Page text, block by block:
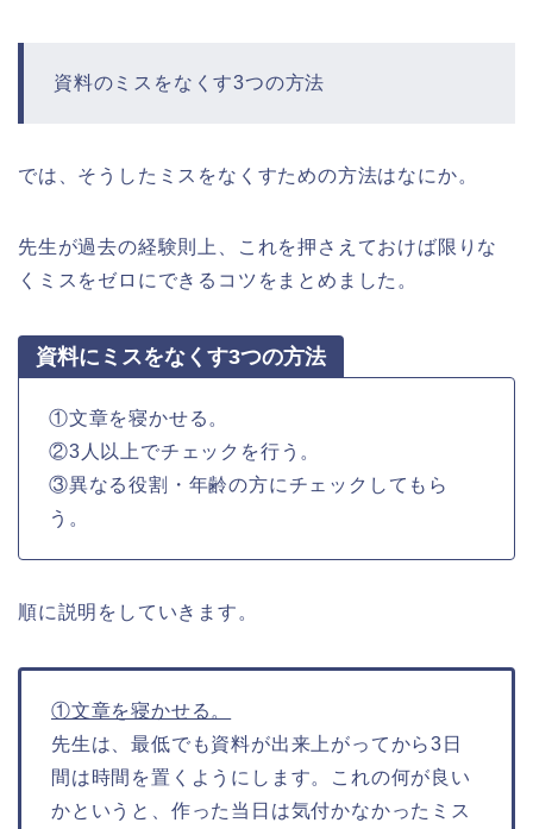
資料のミスをなくす3つの方法
では、そうしたミスをなくすための方法はなにか。
先生が過去の経験則上、これを押さえておけば限りな
くミスをゼロにできるコツをまとめました。
資料にミスをなくす3つの方法
①文章を寝かせる。
②3人以上でチェックを行う。
③異なる役割・年齢の方にチェックしてもら
う。
順に説明をしていきます。
①文章を寝かせる。
先生は、最低でも資料が出来上がってから3日
間は時間を置くようにします。これの何が良い
かというと、作った当日は気付かなかったミス